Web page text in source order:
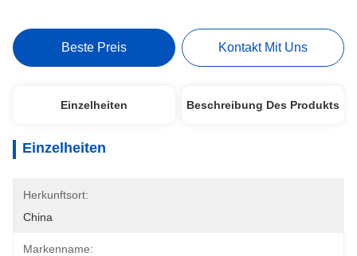
Beste Preis Kontakt Mit Uns
Einzelheiten Beschreibung Des Produkts
Einzelheiten
Herkunftsort:
China
Markenname: